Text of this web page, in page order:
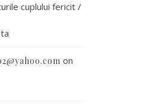
cuplului fericit /
on